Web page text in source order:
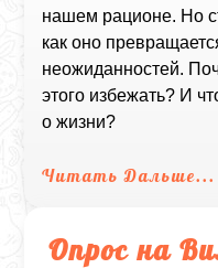
нашем рационе. Но
как оно
неожиданностей.
этого избежать? И
о жизни?
Читать Дальше...
Опрос на